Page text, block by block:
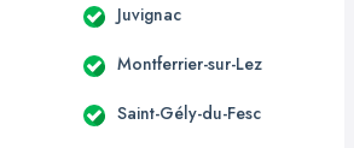
Juvignac
Montferrier-sur-Lez
Saint-Gély-du-Fesc